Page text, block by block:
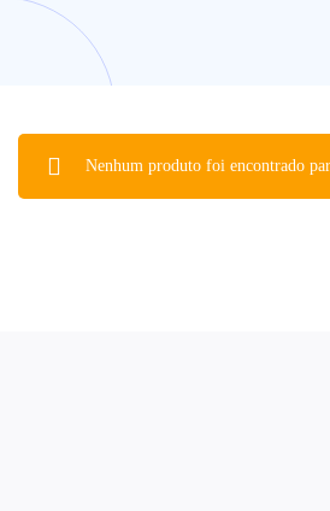
Nenhum produto foi encontrado